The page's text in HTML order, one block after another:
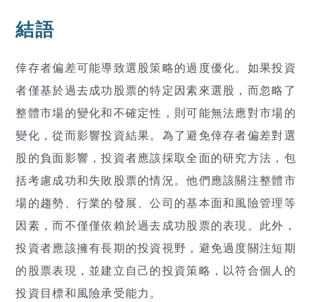
結語
倖存者偏差可能導致選股策略的過度優化。如果投資
者僅基於過去成功股票的特定因素來選股，而忽略了
整體市場的變化和不確定性，則可能無法應對市場的
變化，從而影響投資結果。為了避免倖存者偏差對選
股的負面影響，投資者應該採取全面的研究方法，包
括考慮成功和失敗股票的情況。他們應該關注整體市
場的趨勢、行業的發展、公司的基本面和風險管理等
因素，而不僅僅依賴於過去成功股票的表現。此外，
投資者應該擁有長期的投資視野，避免過度關注短期
的股票表現，並建立自己的投資策略，以符合個人的
投資目標和風險承受能力。